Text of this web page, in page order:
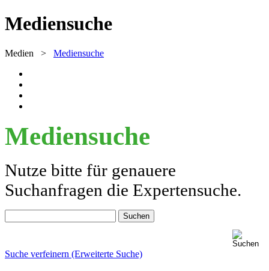
Mediensuche
Medien > Mediensuche
Mediensuche
Nutze bitte für genauere
Suchanfragen die Expertensuche.
Suche verfeinern (Erweiterte Suche)